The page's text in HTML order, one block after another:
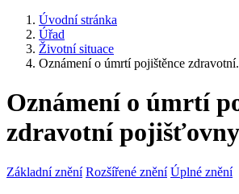
Úvodní stránka
Úřad
Životní situace
Oznámení o úmrtí pojištěnce
Oznámení o úmrtí
zdravotní pojišťovny
Základní znění Rozšířené znění Úplné znění